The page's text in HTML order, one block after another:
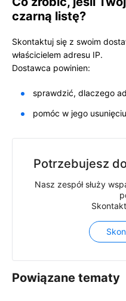
Powiązane tematy
czarną listę?
Skontaktuj się z swoim
właścicielem adresu IP.
Dostawca powinien:
sprawdzić, dlaczego
pomóc w jego
Potrzebujesz
Nasz zespół służy